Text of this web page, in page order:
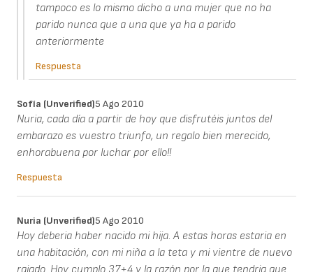
tampoco es lo mismo dicho a una mujer que no ha
parido nunca que a una que ya ha a parido
anteriormente
Respuesta
Sofía (unverified)5 Ago 2010
Nuria, cada día a partir de hoy que disfrutéis juntos del
embarazo es vuestro triunfo, un regalo bien merecido,
enhorabuena por luchar por ello!!
Respuesta
Nuria (unverified)5 Ago 2010
Hoy deberia haber nacido mi hija. A estas horas estaria en
una habitación, con mi niña a la teta y mi vientre de nuevo